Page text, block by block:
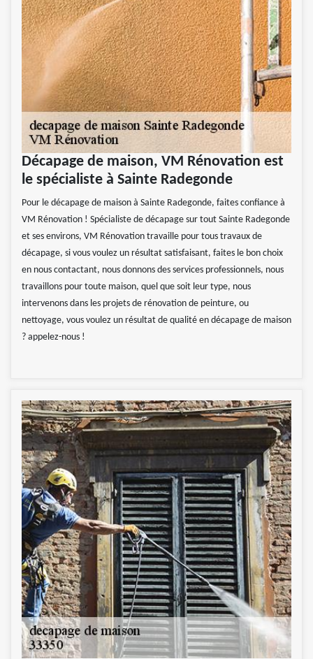
Décapage de maison, VM Rénovation est
le spécialiste à Sainte Radegonde
Pour le décapage de maison à Sainte Radegonde, faites confiance à
VM Rénovation ! Spécialiste de décapage sur tout Sainte Radegonde
et ses environs, VM Rénovation travaille pour tous travaux de
décapage, si vous voulez un résultat satisfaisant, faites le bon choix
en nous contactant, nous donnons des services professionnels, nous
travaillons pour toute maison, quel que soit leur type, nous
intervenons dans les projets de rénovation de peinture, ou
nettoyage, vous voulez un résultat de qualité en décapage de maison
? appelez-nous !